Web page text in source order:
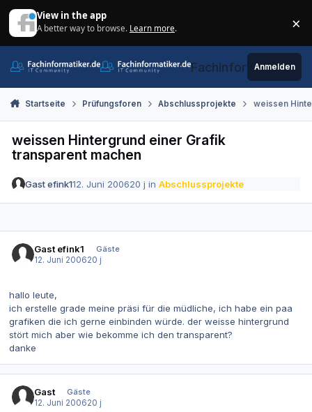
View in the app
A better way to browse. Learn more. ×
Fachinformatiker.de
Anmelden
Startseite Prüfungsforen Abschlussprojekte weissen
weissen Hintergrund einer Grafik
transparent machen
Gast efink112. Juni 200620 j inAbschlussprojekte
Gast efink1
Gäste
12. Juni 200620 j
hallo leute,
ich erstelle grade meine präsi für die müdliche, ich habe ein paa
grafiken die ich gerne einbinden würde. der weisse hintergrund
stört mich aber wie bekomme ich den transparent?
danke
Gast
Gäste
12. Juni 200620 j